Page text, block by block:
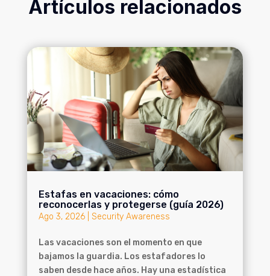
Artículos relacionados
Estafas en vacaciones: cómo
reconocerlas y protegerse (guía 2026)
Ago 3, 2026| Security Awareness
Las vacaciones son el momento en que
bajamos la guardia. Los estafadores lo
saben desde hace años. Hay una estadística